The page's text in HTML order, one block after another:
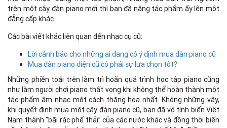
trên một cây đàn piano mới thì bạn đã nâng tác phẩm ấy lên một
đẳng cấp khác.
Các bài viết khác liên quan đến nhạc cụ cũ:
Lời cảnh báo cho những ai đang có ý định mua đàn piano cũ
Mua đàn piano điện cũ có phải sự lựa chọn tốt?
Những phiền toái trên làm trì hoãn quá trình học tập piano cũng
như làm người chơi piano thất vọng khi không thể hoàn thành một
tác phẩm âm nhạc một cách thăng hoa nhất. Không những vậy,
khi quyết định mua một cây đàn piano cũ, bạn đã vô tình biến Việt
Nam thành “bãi rác phế thải” của các nước khác và đồng thời biến